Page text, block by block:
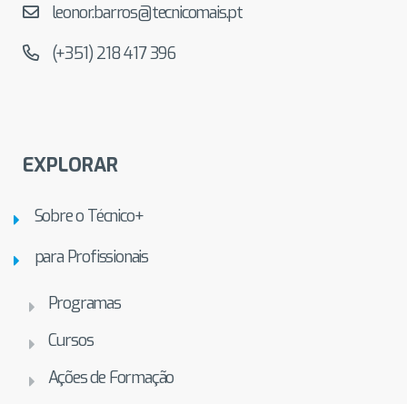
leonor.barros@tecnicomais.pt
(+351) 218 417 396
EXPLORAR
Sobre o Técnico+
para Profissionais
Programas
Cursos
Ações de Formação